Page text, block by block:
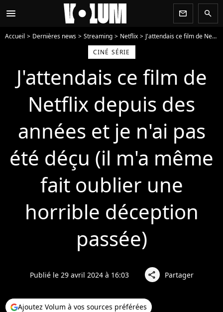
menu newsletter search
Accueil Dernières news Streaming Netflix
J'attendais ce film de Netflix depuis des années et je n'ai pas été déçu (il m'a même fait oublier une horrible déception passée)
CINÉ SÉRIE
J'attendais ce film de
Netflix depuis des
années et je n'ai pas
été déçu (il m'a même
fait oublier une
horrible déception
passée)
Publié le 29 avril 2024 à 16:03 share Partager
Ajoutez Volum à vos sources préférées